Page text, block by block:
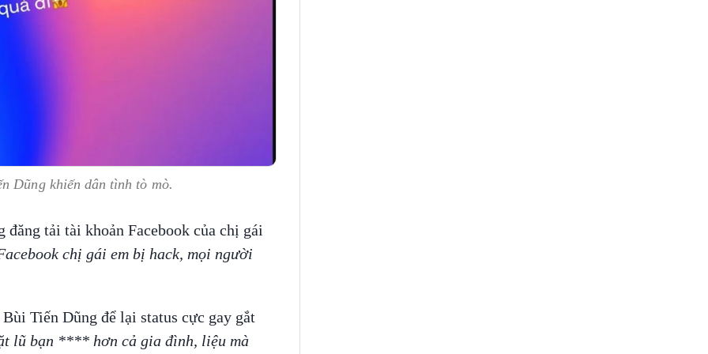
Dũng khiến dân tình tò mò.
tải tài khoản Facebook của chị gái
chị gái em bị hack, mọi người
Tiến Dũng để lại status cực gay gắt
lũ bạn **** hơn cả gia đình, liệu mà